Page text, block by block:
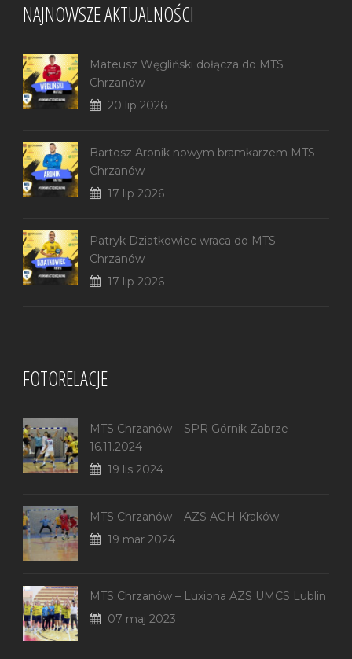
NAJNOWSZE AKTUALNOŚCI
Mateusz Węgliński dołącza do MTS
Chrzanów
20 lip 2026
Bartosz Aronik nowym bramkarzem MTS
Chrzanów
17 lip 2026
Patryk Dziatkowiec wraca do MTS
Chrzanów
17 lip 2026
FOTORELACJE
MTS Chrzanów – SPR Górnik Zabrze
16.11.2024
19 lis 2024
MTS Chrzanów – AZS AGH Kraków
19 mar 2024
MTS Chrzanów – Luxiona AZS UMCS Lublin
07 maj 2023